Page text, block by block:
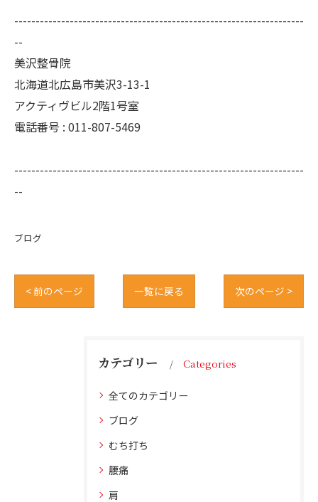
--------------------------------------------------------------------
--
美沢整骨院
北海道北広島市美沢3-13-1
アクティヴビル2階1号室
電話番号 : 011-807-5469
--------------------------------------------------------------------
--
ブログ
< 前のページ 一覧に戻る 次のページ >
カテゴリー Categories
全てのカテゴリー
ブログ
むち打ち
腰痛
肩